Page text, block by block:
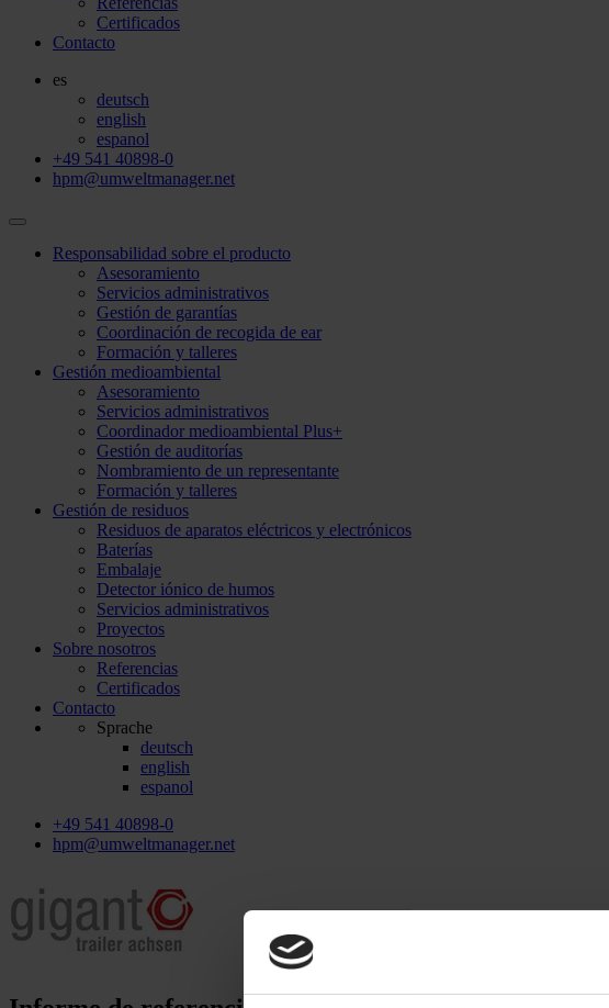
Certificados
Contacto
es
deutsch
english
espanol
+49 541 40898-0
hpm@umweltmanager.net
Responsabilidad sobre el producto
Asesoramiento
Servicios administrativos
Gestión de garantías
Coordinación de recogida de ear
Formación y talleres
Gestión medioambiental
Asesoramiento
Servicios administrativos
Coordinador medioambiental Plus+
Gestión de auditorías
Nombramiento de un representante
Formación y talleres
Gestión de residuos
Residuos de aparatos eléctricos y electrónicos
Baterías
Embalaje
Detector iónico de humos
Servicios administrativos
Proyectos
Sobre nosotros
Referencias
Certificados
Contacto
Sprache
deutsch
english
espanol
+49 541 40898-0
hpm@umweltmanager.net